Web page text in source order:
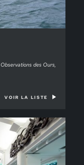
Observations des Ours
VOIR LA LISTE